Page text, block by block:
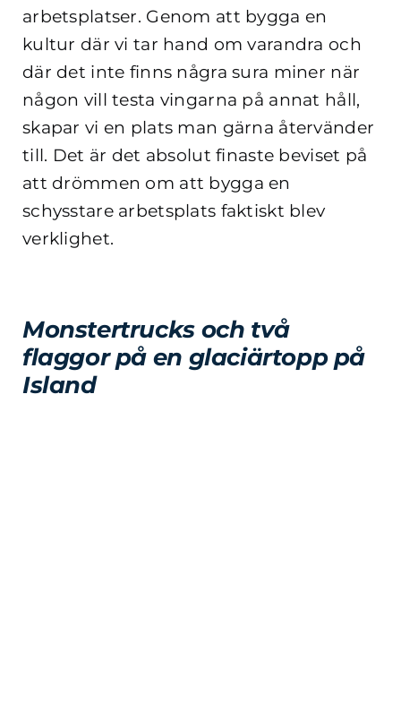
arbetsplatser. Genom att bygga en
kultur där vi tar hand om varandra och
där det inte finns några sura miner när
någon vill testa vingarna på annat håll,
skapar vi en plats man gärna återvänder
till. Det är det absolut finaste beviset på
att drömmen om att bygga en
schysstare arbetsplats faktiskt blev
verklighet.
Monstertrucks och två
flaggor på en glaciärtopp på
Island